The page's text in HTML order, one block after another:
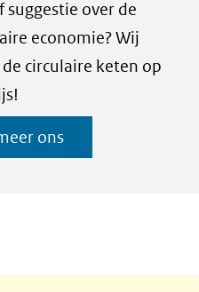
suggestie over de
economie? Wij
circulaire keten op
ons